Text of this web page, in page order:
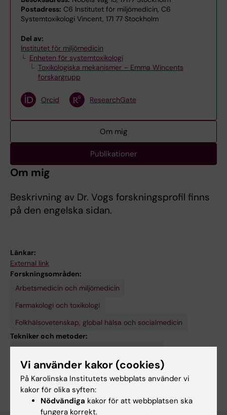
Postadress: C6 Institutet för miljömedicin, C6
Systemtoxikologi Vincent, 171 77 Stockholm
Del av:
Institutet för miljömedicin
Enheten för systemtoxikologi
Toxikologiska mekanismer – Emma Wincents
forskargrupp
Orcid ResearchGate
Om mig
Publikationer
Om mig
Beskrivning av Dr. Vogs forskningsprofil finns
på den engelska sidan.
Länkar:
External link
Forskningsområden:
Arbetsmedicin och miljömedicin
Farmakologi och toxikologi
Folkhälsovetenskap, global hälsa och socialmedicin
Tekniker och metoder:
Är du Carolina Vogs?
Redigera din profil
Vi använder kakor (cookies)
På Karolinska Institutets webbplats använder vi
kakor för olika syften:
Nödvändiga kakor för att webbplatsen ska
fungera korrekt.